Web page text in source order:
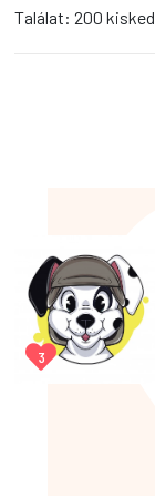
Találat: 200
3